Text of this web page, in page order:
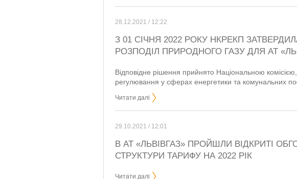
28.12.2021 / 12:22
З 01 СІЧНЯ 2022 РОКУ НКРЕКП
РОЗПОДІЛ ПРИРОДНОГО ГАЗУ ДЛЯ АТ
Відповідне рішення прийнято Національною
регулювання у сферах енергетики та комунальних
Читати далі
29.10.2021 / 12:01
В АТ «ЛЬВІВГАЗ» ПРОЙШЛИ ВІДКРИТІ
СТРУКТУРИ ТАРИФУ НА 2022 РІК
Читати далі